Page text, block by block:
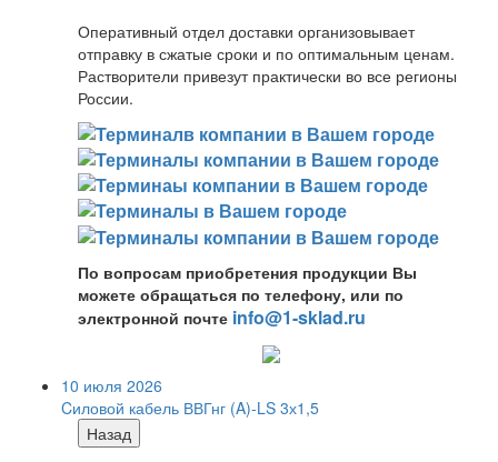
Оперативный отдел доставки организовывает
отправку в сжатые сроки и по оптимальным ценам.
Растворители привезут практически во все регионы
России.
По вопросам приобретения продукции Вы
можете обращаться по телефону, или по
электронной почте info@1-sklad.ru
10 июля 2026
Cиловой кабель ВВГнг (A)-LS 3х1,5
Назад